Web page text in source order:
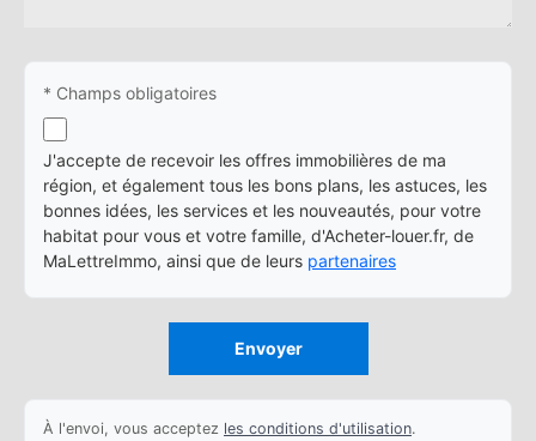
* Champs obligatoires
J'accepte de recevoir les offres immobilières de ma
région, et également tous les bons plans, les astuces, les
bonnes idées, les services et les nouveautés, pour votre
habitat pour vous et votre famille, d'Acheter-louer.fr, de
MaLettreImmo, ainsi que de leurs partenaires
Envoyer
À l'envoi, vous acceptez les conditions d'utilisation.